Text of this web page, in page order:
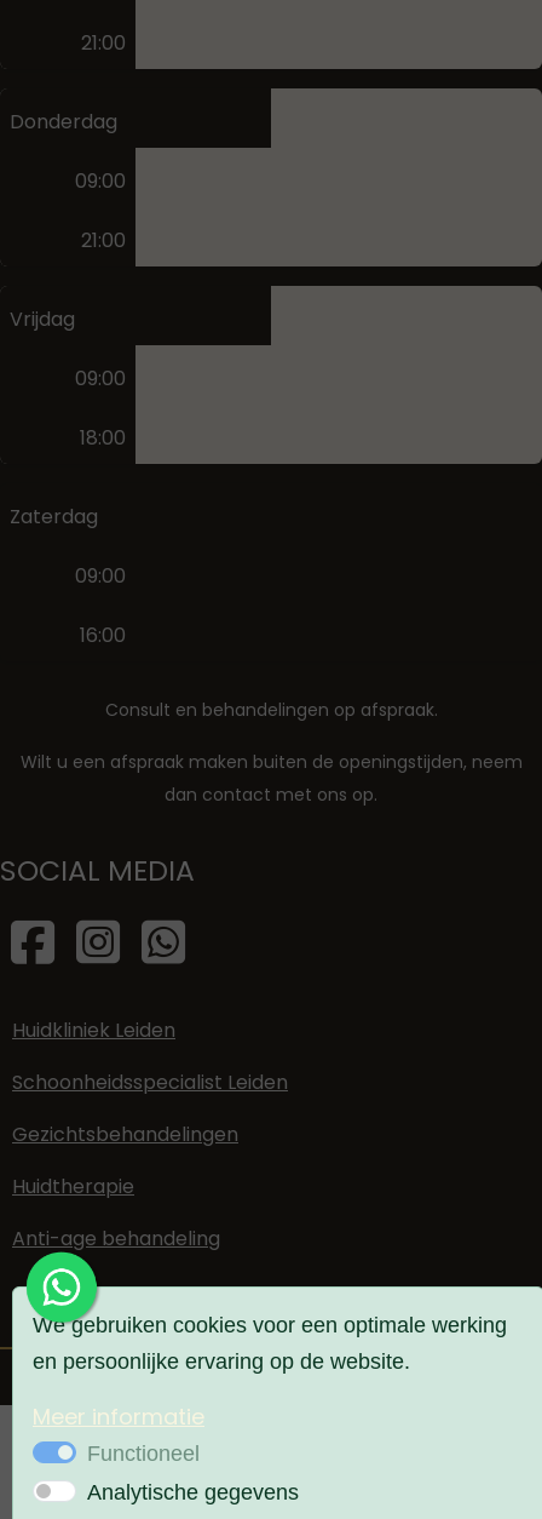
21:00
Donderdag
09:00
21:00
Vrijdag
09:00
18:00
Zaterdag
09:00
16:00
Consult en behandelingen op afspraak.
Wilt u een afspraak maken buiten de openingstijden, neem
dan contact met ons op.
SOCIAL MEDIA
Huidkliniek Leiden
Schoonheidsspecialist Leiden
Gezichtsbehandelingen
Huidtherapie
Anti-age behandeling
Privacyverklaring
We gebruiken cookies voor een optimale werking
en persoonlijke ervaring op de website.
Meer informatie
Functioneel
Analytische gegevens